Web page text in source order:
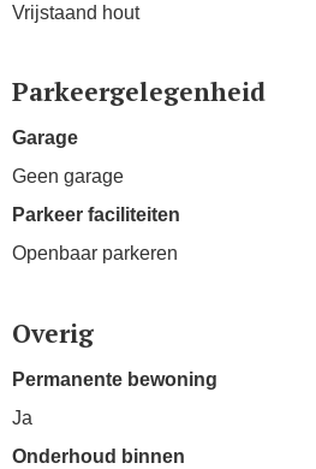
Vrijstaand hout
Parkeergelegenheid
Garage
Geen garage
Parkeer faciliteiten
Openbaar parkeren
Overig
Permanente bewoning
Ja
Onderhoud binnen